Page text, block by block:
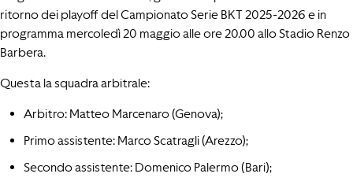
ritorno dei playoff del Campionato Serie BKT 2025-2026 e in
programma mercoledì 20 maggio alle ore 20.00 allo Stadio Renzo
Barbera.
Questa la squadra arbitrale:
Arbitro: Matteo Marcenaro (Genova);
Primo assistente: Marco Scatragli (Arezzo);
Secondo assistente: Domenico Palermo (Bari);